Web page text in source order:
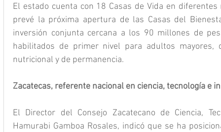
El estado cuenta con 18 Casas de Vida en
prevé la próxima apertura de las Casas del
inversión conjunta cercana a los 90 millones de
habilitados de primer nivel para adultos mayores,
nutricional y de permanencia.
Zacatecas, referente nacional en ciencia, tecnología e
El Director del Consejo Zacatecano de Ciencia,
Hamurabi Gamboa Rosales, indicó que se ha